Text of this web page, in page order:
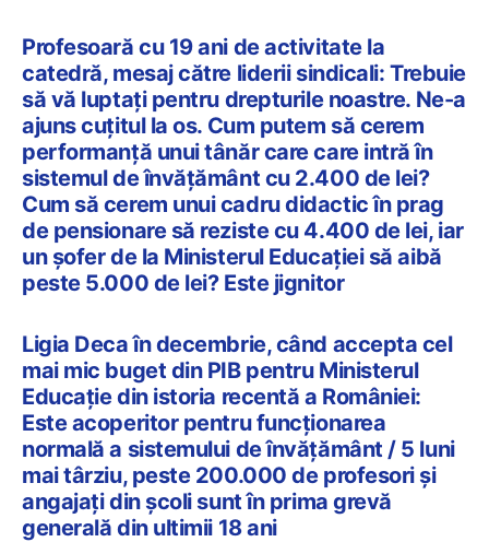
Profesoară cu 19 ani de activitate la
catedră, mesaj către liderii sindicali: Trebuie
să vă luptați pentru drepturile noastre. Ne-a
ajuns cuțitul la os. Cum putem să cerem
performanță unui tânăr care care intră în
sistemul de învățământ cu 2.400 de lei?
Cum să cerem unui cadru didactic în prag
de pensionare să reziste cu 4.400 de lei, iar
un șofer de la Ministerul Educației să aibă
peste 5.000 de lei? Este jignitor
Ligia Deca în decembrie, când accepta cel
mai mic buget din PIB pentru Ministerul
Educație din istoria recentă a României:
Este acoperitor pentru funcționarea
normală a sistemului de învățământ / 5 luni
mai târziu, peste 200.000 de profesori și
angajați din școli sunt în prima grevă
generală din ultimii 18 ani